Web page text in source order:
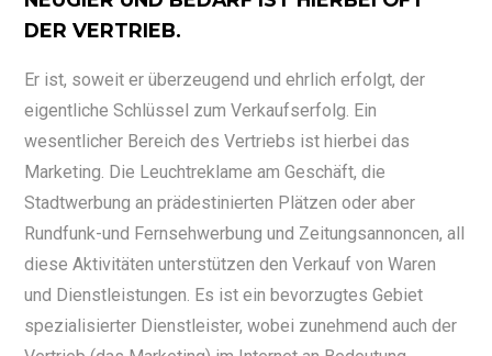
ER VERTRIEB.
Er ist, soweit er überzeugend und ehrlich erfolgt, der
eigentliche Schlüssel zum Verkaufserfolg. Ein
wesentlicher Bereich des Vertriebs ist hierbei das
Marketing. Die Leuchtreklame am Geschäft, die
Stadtwerbung an prädestinierten Plätzen oder aber
Rundfunk-und Fernsehwerbung und Zeitungsannoncen, all
diese Aktivitäten unterstützen den Verkauf von Waren
und Dienstleistungen. Es ist ein bevorzugtes Gebiet
spezialisierter Dienstleister, wobei zunehmend auch der